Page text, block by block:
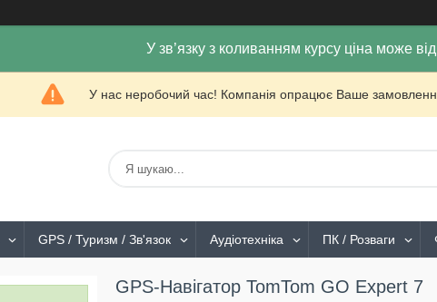
У зв’язку з коливанням курсу ціна може
У нас неробочий час! Компанія опрацює Ваше
GPS / Туризм / Зв'язок Аудіотехніка ПК / Розваги
GPS-Навігатор TomTom GO Expert 7